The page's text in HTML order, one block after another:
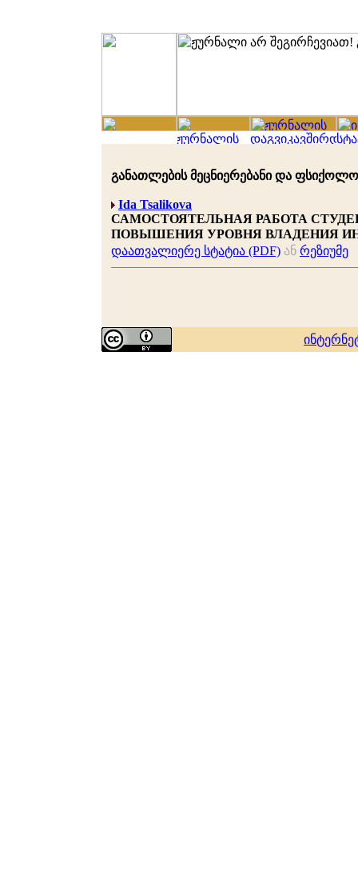
განათლების მეცნიერებანი და
Ida Tsalikova
САМОСТОЯТЕЛЬНАЯ РАБОТА
ПОВЫШЕНИЯ УРОВНЯ ВЛАДЕНИЯ
დაათვალიერე სტატია (PDF) ან რეზიუმე